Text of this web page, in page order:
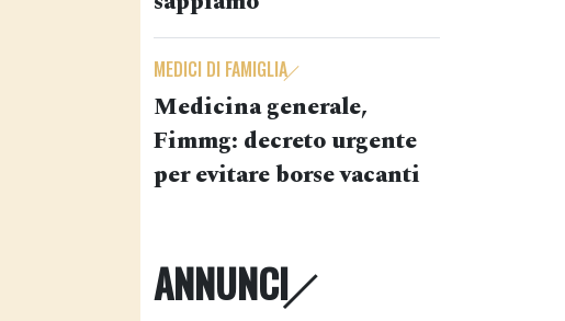
MEDICI DI FAMIGLIA
Medicina generale,
Fimmg: decreto urgente
per evitare borse vacanti
ANNUNCI